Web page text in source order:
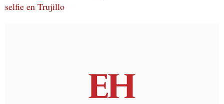
selfie en Trujillo